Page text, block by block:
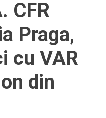
CFR
Praga,
cu VAR
din